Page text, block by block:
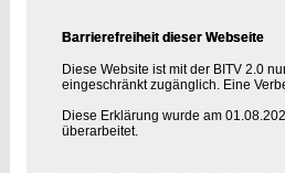
Barrierefreiheit dieser Webseite
Diese Website ist mit der BITV 2.0
eingeschränkt zugänglich. Eine
Diese Erklärung wurde am
überarbeitet.